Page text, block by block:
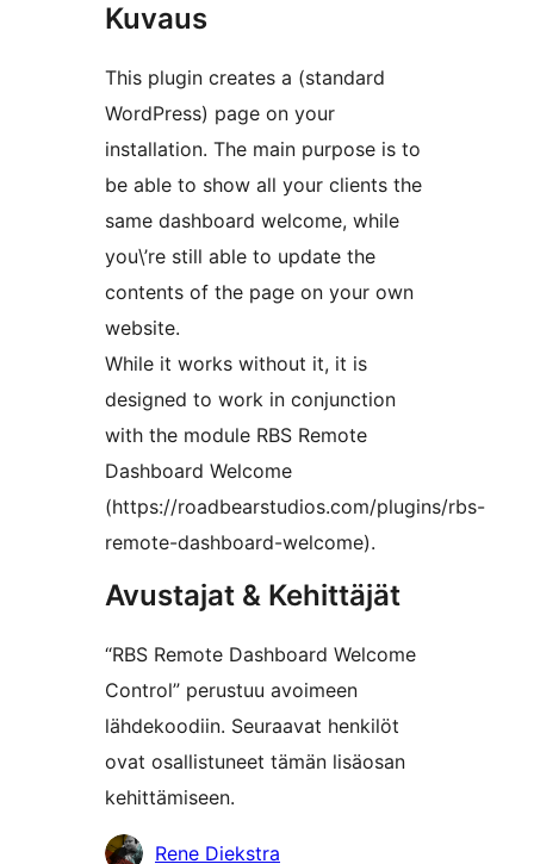
Kuvaus
This plugin creates a (standard
WordPress) page on your
installation. The main purpose is to
be able to show all your clients the
same dashboard welcome, while
you\’re still able to update the
contents of the page on your own
website.
While it works without it, it is
designed to work in conjunction
with the module RBS Remote
Dashboard Welcome
(https://roadbearstudios.com/plugins/rbs-
remote-dashboard-welcome).
Avustajat & Kehittäjät
“RBS Remote Dashboard Welcome
Control” perustuu avoimeen
lähdekoodiin. Seuraavat henkilöt
ovat osallistuneet tämän lisäosan
kehittämiseen.
AvustajatRene Diekstra